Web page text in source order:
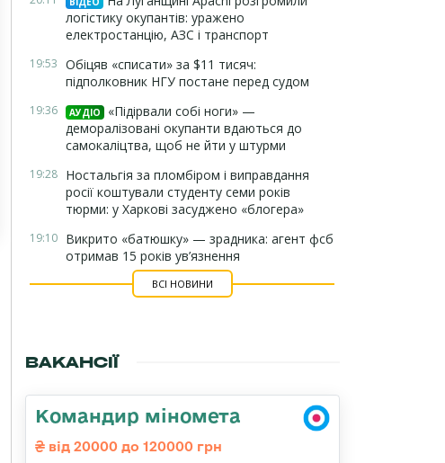
логістику окупантів: уражено
електростанцію, АЗС і транспорт
19:53 Обіцяв «списати» за $11 тисяч:
підполковник НГУ постане перед судом
19:36 АУДІО
«Підірвали собі ноги» —
деморалізовані окупанти вдаються до
самокаліцтва, щоб не йти у штурми
19:28 Ностальгія за пломбіром і виправдання
росії коштували студенту семи років
тюрми: у Харкові засуджено «блогера»
19:10 Викрито «батюшку» — зрадника: агент фсб
отримав 15 років ув’язнення
ВСІ НОВИНИ
ВАКАНСІЇ
Командир міномета
від 20000 до 120000 грн